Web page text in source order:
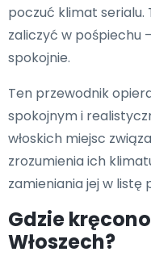
poczuć klimat
zaliczyć w pośpiechu
spokojnie.
Ten przewodnik
spokojnym i
włoskich miejsc
zrozumienia ich
zamieniania jej w listę
Gdzie
Włoszech?